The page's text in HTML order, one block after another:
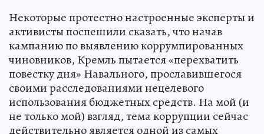
Некоторые протестно настроенные эксперты и
активисты поспешили сказать, что начав
кампанию по выявлению коррумпированных
чиновников, Кремль пытается «перехватить
повестку дня» Навального, прославившегося
своими расследованиями нецелевого
использования бюджетных средств. На мой (и
не только мой) взгляд, тема коррупции сейчас
действительно является одной из самых